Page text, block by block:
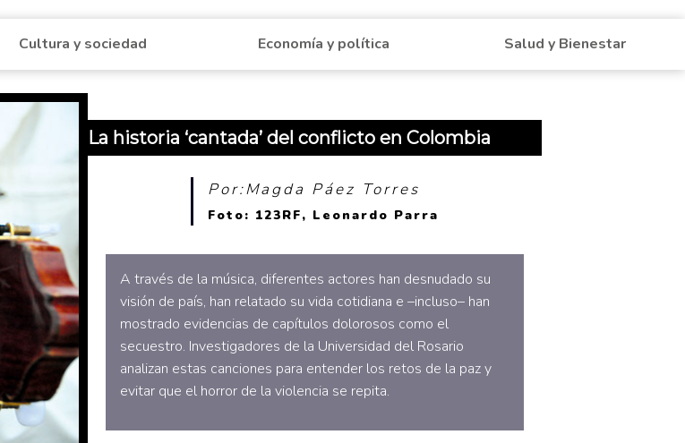
Cultura y sociedad Economía y política Salud y Bienestar
La historia ‘cantada’ del conflicto en Colombia
Por:Magda Páez Torres
Foto: 123RF, Leonardo Parra
A través de la música, diferentes actores han desnudado su
visión de país, han relatado su vida cotidiana e –incluso– han
mostrado evidencias de capítulos dolorosos como el
secuestro. Investigadores de la Universidad del Rosario
analizan estas canciones para entender los retos de la paz y
evitar que el horror de la violencia se repita.